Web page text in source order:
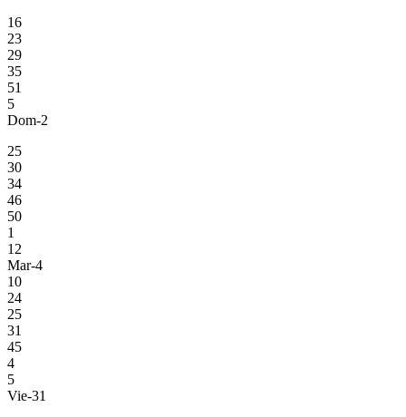
16
23
29
35
51
5
Dom-2
25
30
34
46
50
1
12
Mar-4
10
24
25
31
45
4
5
Vie-31